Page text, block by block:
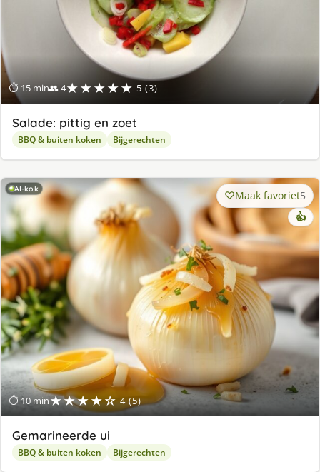
⏱ 15 min👥 4★★★★★ 5 (3)
Salade: pittig en zoet
BBQ & buiten koken Bijgerechten
AI-kok
⏱ 10 min★★★★☆ 4 (5)
Maak favoriet5
👍
Gemarineerde ui
BBQ & buiten koken Bijgerechten